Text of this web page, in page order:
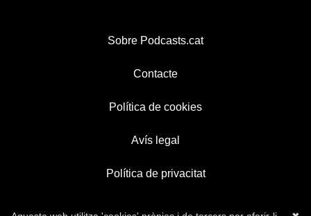
Sobre Podcasts.cat
Contacte
Política de cookies
Avís legal
Política de privacitat